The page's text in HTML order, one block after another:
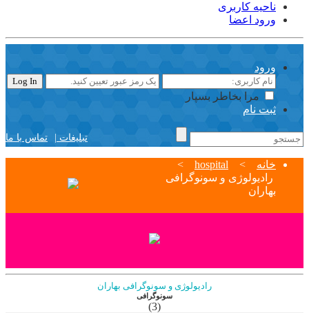
ناحیه کاربری
ورود اعضا
ورود
مرا بخاطر بسپار
ثبت نام
تماس با ما تبلیغات |
خانه >
hospital
>
رادیولوژی و سونوگرافی
بهاران
رادیولوژی و سونوگرافی بهاران
سونوگرافی
(3)